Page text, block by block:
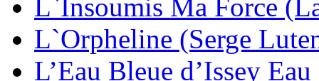
L`Insoumis Ma Force
L`Orpheline (Serge
L’Eau Bleue d’Issey